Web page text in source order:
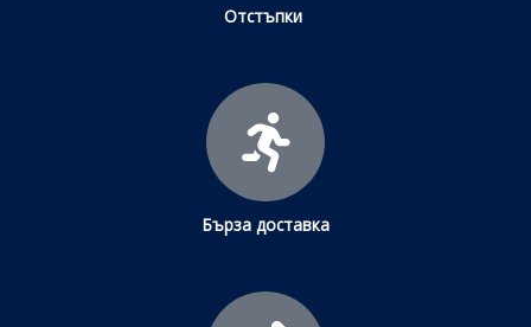
Отстъпки
Бърза доставка